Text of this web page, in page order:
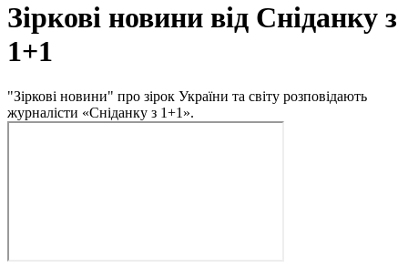
Зіркові новини від Сніданку з
1+1
"Зіркові новини" про зірок України та світу розповідають
журналісти «Сніданку з 1+1».